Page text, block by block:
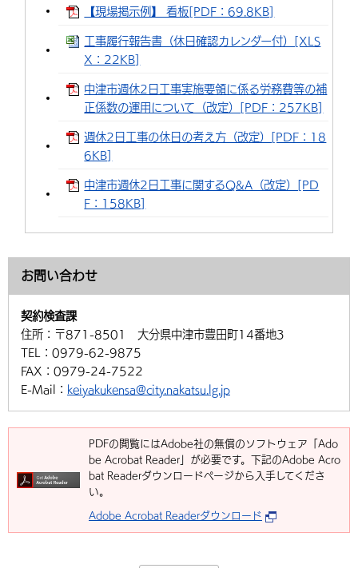
【現場掲示例】 看板[PDF：69.8KB]
工事履行報告書（休日確認カレンダー付）[XLS
X：22KB]
中津市週休2日工事実施要領に係る労務費等の補
正係数の運用について（改定）[PDF：257KB]
週休2日工事の休日の考え方（改定）[PDF：18
6KB]
中津市週休2日工事に関するQ&A（改定）[PD
F：158KB]
お問い合わせ
契約検査課
住所： 〒871-8501 大分県中津市豊田町14番地3
TEL： 0979-62-9875
FAX： 0979-24-7522
E-Mail： keiyakukensa@city.nakatsu.lg.jp
PDFの閲覧にはAdobe社の無償のソフトウェア「Ado
be Acrobat Reader」が必要です。下記のAdobe Acro
bat Readerダウンロードページから入手してくださ
い。
Adobe Acrobat Readerダウンロード